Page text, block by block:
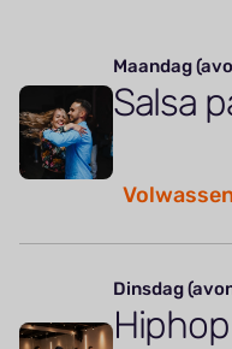
Maandag
Salsa
Dinsdag